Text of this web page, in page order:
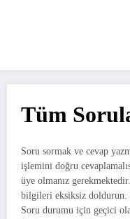
Tüm
Soru sormak ve cevap
işlemini doğru
üye olmanız
bilgileri eksiksiz
Soru durumu için geçici